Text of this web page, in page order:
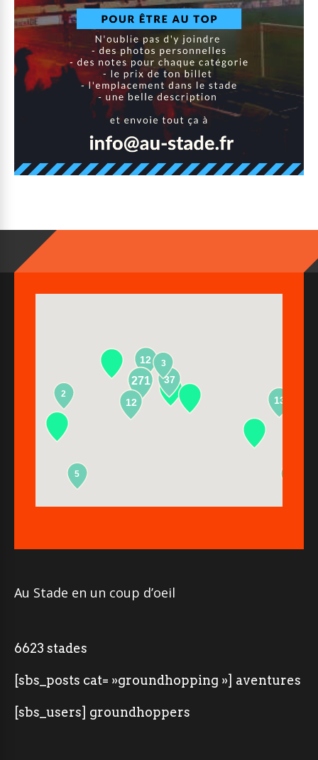
12
271
13
37
2
5
12
3
Au Stade en un coup d’oeil
6623 stades
[sbs_posts cat= »groundhopping »] aventures
[sbs_users] groundhoppers